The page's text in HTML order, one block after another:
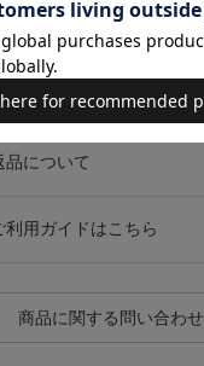
品について
利用ガイドはこちら
商品に関する問い合わせ